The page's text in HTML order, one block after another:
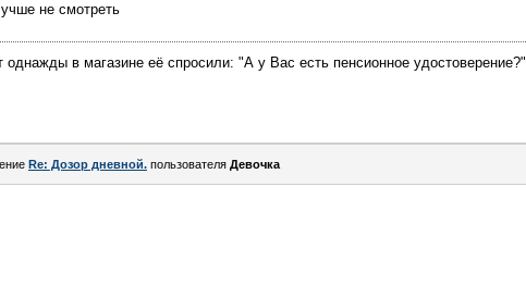
не смотреть
в магазине её спросили: "А у Вас есть пенсионное удостоверение?"
Re: Дозор дневной. пользователя Девочка